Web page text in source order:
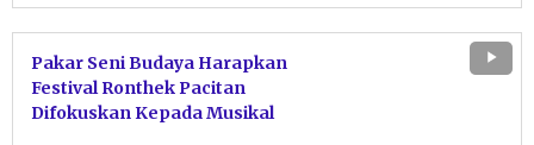
Pakar Seni Budaya Harapkan
Festival Ronthek Pacitan
Difokuskan Kepada Musikal